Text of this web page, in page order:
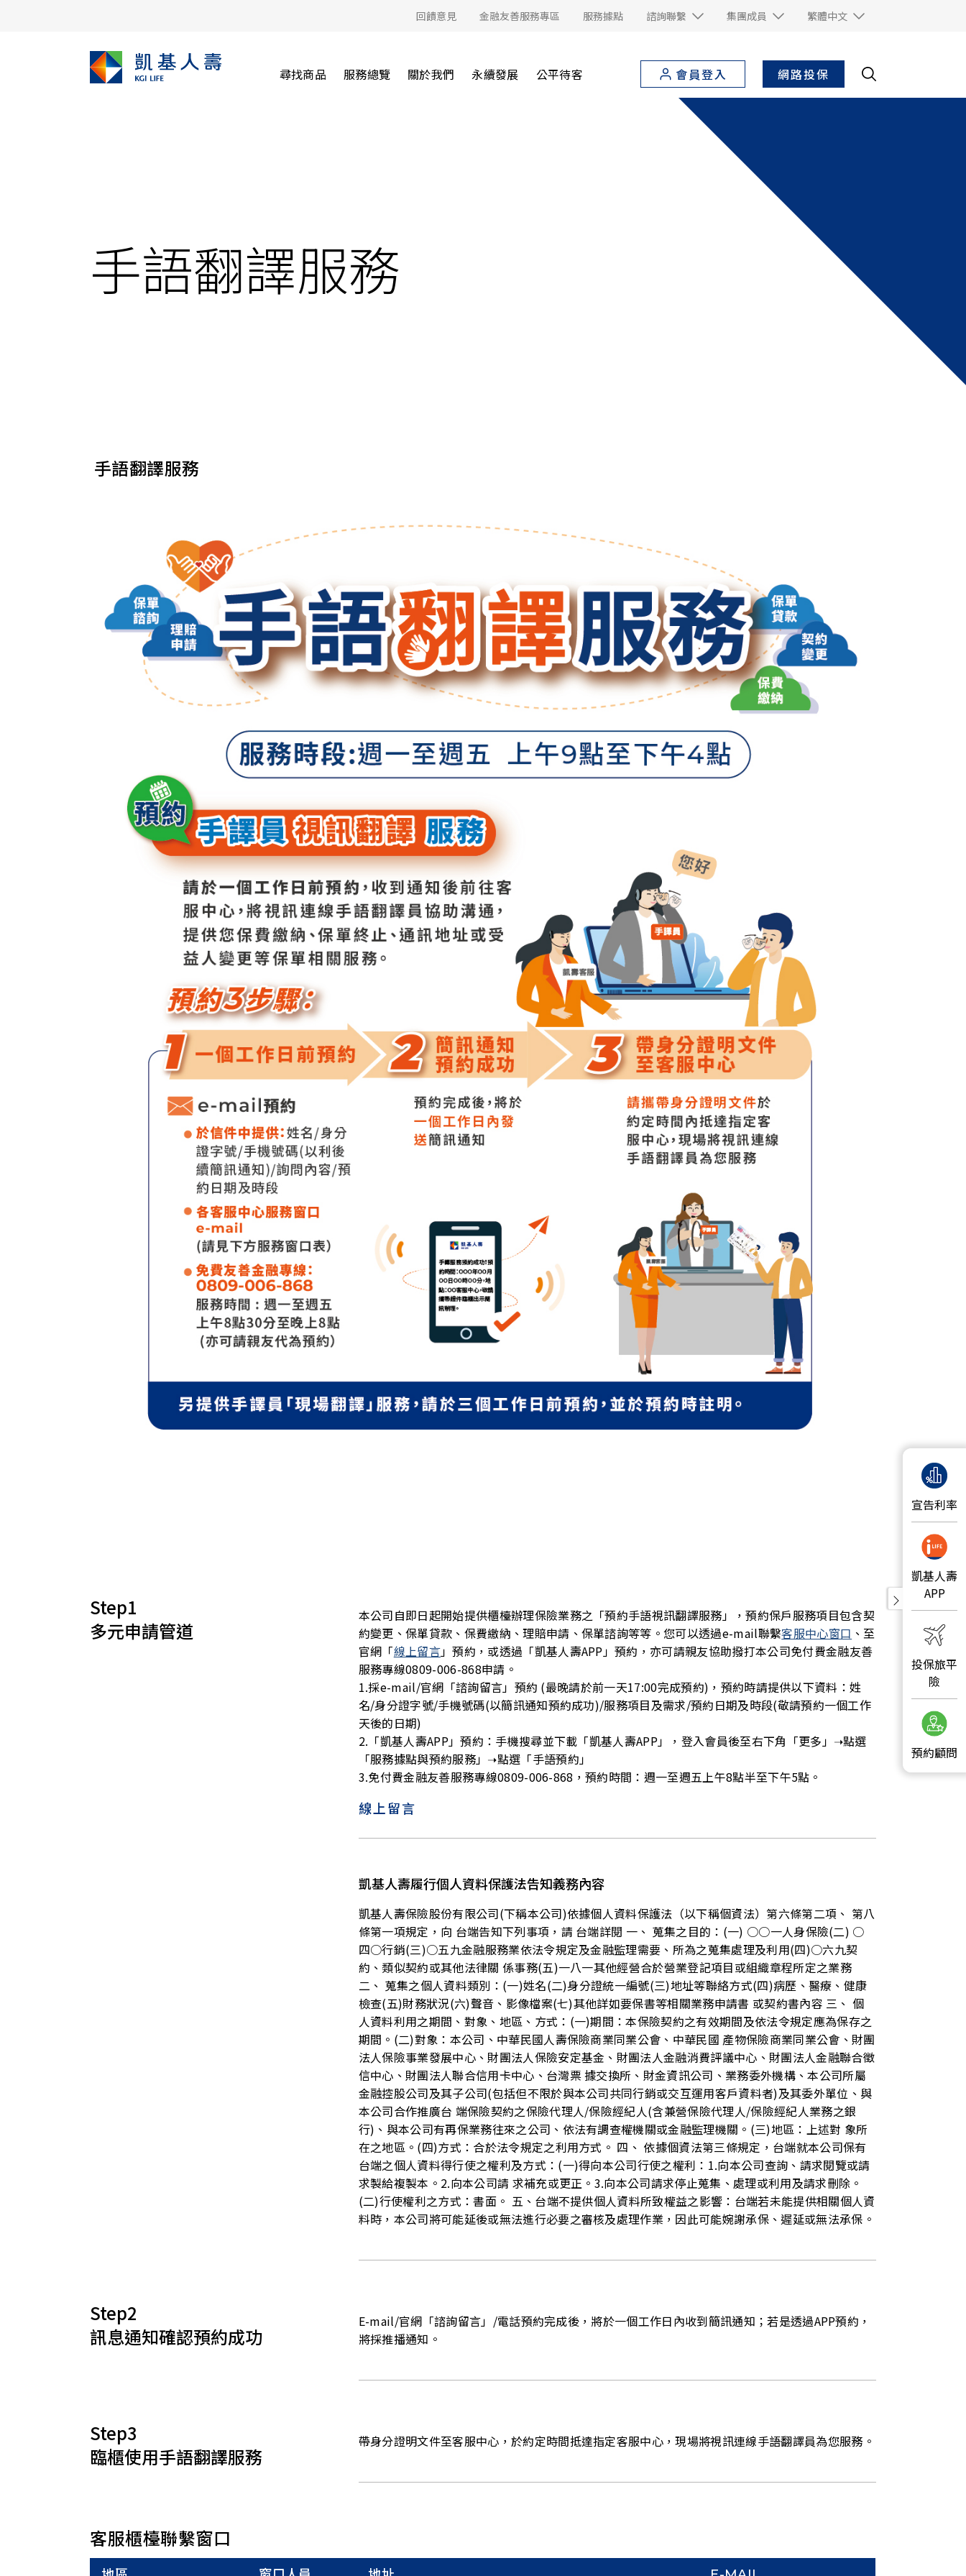
回饋意見 金融友善服務專區 服務據點 諮詢聯繫 集團成員 繁體中文
尋找商品 服務總覽 關於我們 永續發展 公平待客 會員登入 網路投保
宣告利率
凱基人壽
APP
投保旅平
險
預約顧問
手語翻譯服務
手語翻譯服務
Step1
多元申請管道
本公司自即日起開始提供櫃檯辦理保險業務之「預約手語視訊翻譯服務」，預約保戶服務項目包含契
約變更、保單貸款、保費繳納、理賠申請、保單諮詢等等。您可以透過e-mail聯繫客服中心窗口 、至
官網「線上留言」預約，或透過「凱基人壽APP」預約，亦可請親友協助撥打本公司免付費金融友善
服務專線0809-006-868申請。
1.採e-mail/官網「諮詢留言」預約 (最晚請於前一天17:00完成預約)，預約時請提供以下資料：姓
名/身分證字號/手機號碼(以簡訊通知預約成功)/服務項目及需求/預約日期及時段(敬請預約一個工作
天後的日期)
2.「凱基人壽APP」預約：手機搜尋並下載「凱基人壽APP」，登入會員後至右下角「更多」➝點選
「服務據點與預約服務」➝點選「手語預約」
3.免付費金融友善服務專線0809-006-868，預約時間：週一至週五上午8點半至下午5點。
線上留言
凱基人壽履行個人資料保護法告知義務內容
凱基人壽保險股份有限公司(下稱本公司)依據個人資料保護法（以下稱個資法）第六條第二項、 第八
條第一項規定，向 台端告知下列事項，請 台端詳閱 一、 蒐集之目的：(一) ○○一人身保險(二) ○
四○行銷(三)○五九金融服務業依法令規定及金融監理需要、所為之蒐集處理及利用(四)○六九契
約、類似契約或其他法律關 係事務(五)一八一其他經營合於營業登記項目或組織章程所定之業務
二、 蒐集之個人資料類別：(一)姓名(二)身分證統一編號(三)地址等聯絡方式(四)病歷、醫療、健康
檢查(五)財務狀況(六)聲音、影像檔案(七)其他詳如要保書等相關業務申請書 或契約書內容 三、 個
人資料利用之期間、對象、地區、方式：(一)期間：本保險契約之有效期間及依法令規定應為保存之
期間。(二)對象：本公司、中華民國人壽保險商業同業公會、中華民國 產物保險商業同業公會、財團
法人保險事業發展中心、財團法人保險安定基金、財團法人金融消費評議中心、財團法人金融聯合徵
信中心、財團法人聯合信用卡中心、台灣票 據交換所、財金資訊公司、業務委外機構、本公司所屬
金融控股公司及其子公司(包括但不限於與本公司共同行銷或交互運用客戶資料者)及其委外單位、與
本公司合作推廣台 端保險契約之保險代理人/保險經紀人(含兼營保險代理人/保險經紀人業務之銀
行)、與本公司有再保業務往來之公司、依法有調查權機關或金融監理機關。(三)地區：上述對 象所
在之地區。(四)方式：合於法令規定之利用方式。 四、 依據個資法第三條規定，台端就本公司保有
台端之個人資料得行使之權利及方式：(一)得向本公司行使之權利：1.向本公司查詢、請求閱覽或請
求製給複製本。2.向本公司請 求補充或更正。3.向本公司請求停止蒐集、處理或利用及請求刪除。
(二)行使權利之方式：書面。 五、台端不提供個人資料所致權益之影響：台端若未能提供相關個人資
料時，本公司將可能延後或無法進行必要之審核及處理作業，因此可能婉謝承保、遲延或無法承保。
Step2
訊息通知確認預約成功
E-mail/官網「諮詢留言」/電話預約完成後，將於一個工作日內收到簡訊通知；若是透過APP預約，
將採推播通知。
Step3
臨櫃使用手語翻譯服務
帶身分證明文件至客服中心，於約定時間抵達指定客服中心，現場將視訊連線手語翻譯員為您服務。
客服櫃檯聯繫窗口